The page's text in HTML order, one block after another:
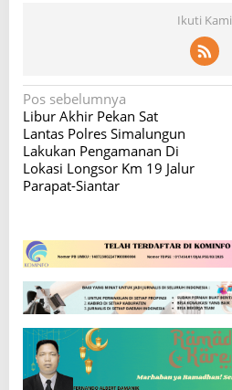
Ikuti Kami
N
a
v
i
s
i
p
o
s
Pos sebelumnya
Libur Akhir Pekan Sat
Lantas Polres Simalungun
Lakukan Pengamanan Di
Lokasi Longsor Km 19 Jalur
Parapat-Siantar